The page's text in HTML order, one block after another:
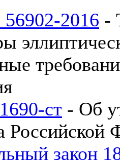
2016 -
ст - Об
Российской
закон